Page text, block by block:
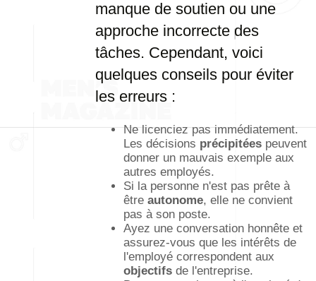
manque de soutien ou une
approche incorrecte des
tâches. Cependant, voici
quelques conseils pour éviter
les erreurs :
Ne licenciez pas immédiatement.
Les décisions précipitées peuvent
donner un mauvais exemple aux
autres employés.
Si la personne n'est pas prête à
être autonome, elle ne convient
pas à son poste.
Ayez une conversation honnête et
assurez-vous que les intérêts de
l'employé correspondent aux
objectifs de l'entreprise.